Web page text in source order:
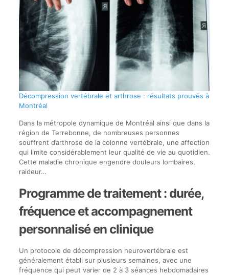
Décompression vertébrale et arthrose : résultats prouvés à
Montréal
Dans la métropole dynamique de Montréal ainsi que dans la
région de Terrebonne, de nombreuses personnes
souffrent d’arthrose de la colonne vertébrale, une affection
qui limite considérablement leur qualité de vie au quotidien.
Cette maladie chronique engendre douleurs lombaires,
raideur…
Programme de traitement : durée,
fréquence et accompagnement
personnalisé en clinique
Un protocole de décompression neurovertébrale est
généralement établi sur plusieurs semaines, avec une
fréquence qui peut varier de 2 à 3 séances hebdomadaires